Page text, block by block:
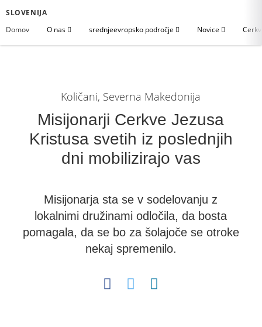
SLOVENIJA
Domov
O nas srednjeevropsko področje Novice
Količani, Severna Makedonija
Misijonarji Cerkve Jezusa
Kristusa svetih iz poslednjih
dni mobilizirajo vas
Misijonarja sta se v sodelovanju z
lokalnimi družinami odločila, da bosta
pomagala, da se bo za šolajoče se otroke
nekaj spremenilo.